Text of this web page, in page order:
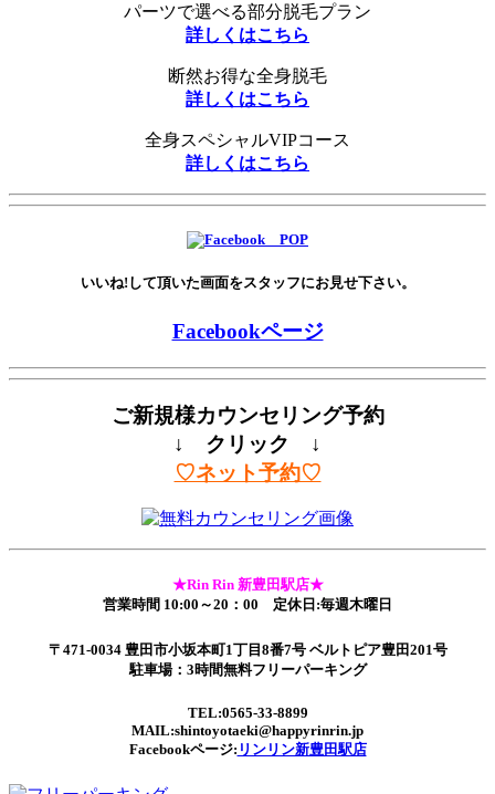
パーツで選べる部分脱毛プラン
詳しくはこちら
断然お得な全身脱毛
詳しくはこちら
全身スペシャルVIPコース
詳しくはこちら
いいね!して頂いた画面をスタッフにお見せ下さい。
Facebookページ
ご新規様カウンセリング予約
↓ クリック ↓
♡ネット予約♡
★Rin Rin 新豊田駅店★
営業時間 10:00～20：00 定休日:毎週木曜日
〒471-0034 豊田市小坂本町1丁目8番7号 ベルトピア豊田201号
駐車場：3時間無料フリーパーキング
TEL:0565-33-8899
MAIL:shintoyotaeki@happyrinrin.jp
Facebookページ: リンリン新豊田駅店